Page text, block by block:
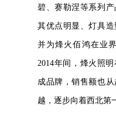
碧、赛勒涅等系列产
其优点明显、灯具造
并为烽火佰鸿在业
2014年间，烽火照
成品牌，销售额也
越，逐步向着西北第